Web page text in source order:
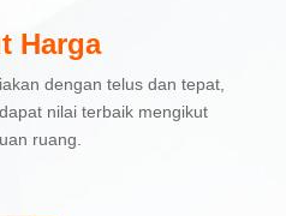
Harga
dengan telus dan tepat,
nilai terbaik mengikut
ruang.